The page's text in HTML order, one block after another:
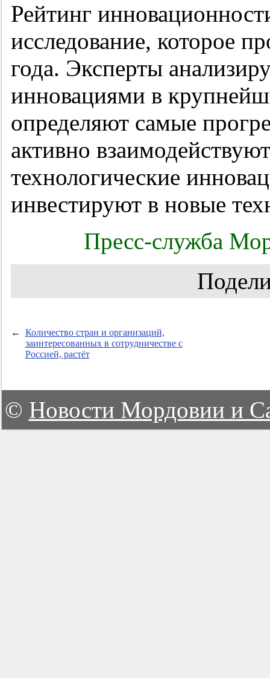
Рейтинг
исследование, которое
года. Эксперты
инновациями в
определяют самые
активно
технологические
инвестируют в новые
Пресс-служба
←
Количество стран и организаций,
заинтересованных в сотрудничестве с
Россией, растёт
© Новости Мордовии и